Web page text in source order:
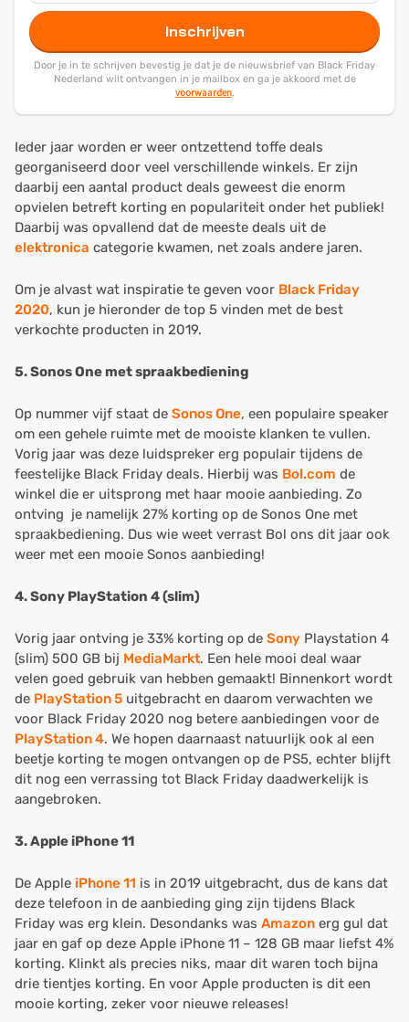
Inschrijven
Door je in te schrijven bevestig je dat je de nieuwsbrief van Black Friday
Nederland wilt ontvangen in je mailbox en ga je akkoord met de
voorwaarden.
Ieder jaar worden er weer ontzettend toffe deals
georganiseerd door veel verschillende winkels. Er zijn
daarbij een aantal product deals geweest die enorm
opvielen betreft korting en populariteit onder het publiek!
Daarbij was opvallend dat de meeste deals uit de
elektronica categorie kwamen, net zoals andere jaren.
Om je alvast wat inspiratie te geven voor Black Friday
2020, kun je hieronder de top 5 vinden met de best
verkochte producten in 2019.
5. Sonos One met spraakbediening
Op nummer vijf staat de Sonos One, een populaire speaker
om een gehele ruimte met de mooiste klanken te vullen.
Vorig jaar was deze luidspreker erg populair tijdens de
feestelijke Black Friday deals. Hierbij was Bol.com de
winkel die er uitsprong met haar mooie aanbieding. Zo
ontving je namelijk 27% korting op de Sonos One met
spraakbediening. Dus wie weet verrast Bol ons dit jaar ook
weer met een mooie Sonos aanbieding!
4. Sony PlayStation 4 (slim)
Vorig jaar ontving je 33% korting op de Sony Playstation 4
(slim) 500 GB bij MediaMarkt. Een hele mooi deal waar
velen goed gebruik van hebben gemaakt! Binnenkort wordt
de PlayStation 5 uitgebracht en daarom verwachten we
voor Black Friday 2020 nog betere aanbiedingen voor de
PlayStation 4. We hopen daarnaast natuurlijk ook al een
beetje korting te mogen ontvangen op de PS5, echter blijft
dit nog een verrassing tot Black Friday daadwerkelijk is
aangebroken.
3. Apple iPhone 11
De Apple iPhone 11 is in 2019 uitgebracht, dus de kans dat
deze telefoon in de aanbieding ging zijn tijdens Black
Friday was erg klein. Desondanks was Amazon erg gul dat
jaar en gaf op deze Apple iPhone 11 – 128 GB maar liefst 4%
korting. Klinkt als precies niks, maar dit waren toch bijna
drie tientjes korting. En voor Apple producten is dit een
mooie korting, zeker voor nieuwe releases!